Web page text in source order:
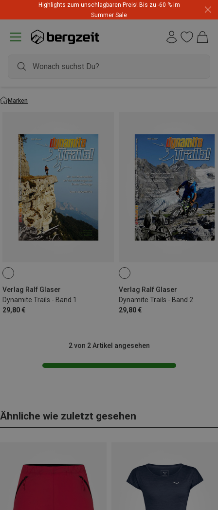
Highlights zum unschlagbaren Preis! Bis zu -60 % im
Summer Sale
Marken
Verlag Ralf Glaser
Dynamite Trails - Band 1
29,80 €
Verlag Ralf Glaser
Dynamite Trails - Band 2
29,80 €
2 von 2 Artikel angesehen
Ähnliche wie zuletzt gesehen